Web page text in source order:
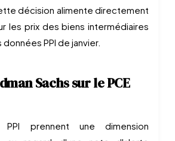
décision alimente directement
les prix des biens intermédiaires
PPI de janvier.
Sachs sur le PCE
prennent une dimension